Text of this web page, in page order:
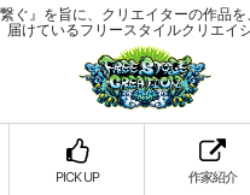
繋ぐ』を旨に、クリエイターの作品
届けているフリースタイルクリエイ
PICK UP 作家紹介